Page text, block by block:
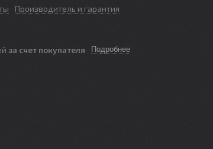
Производитель и гарантия
за счет покупателя Подробнее